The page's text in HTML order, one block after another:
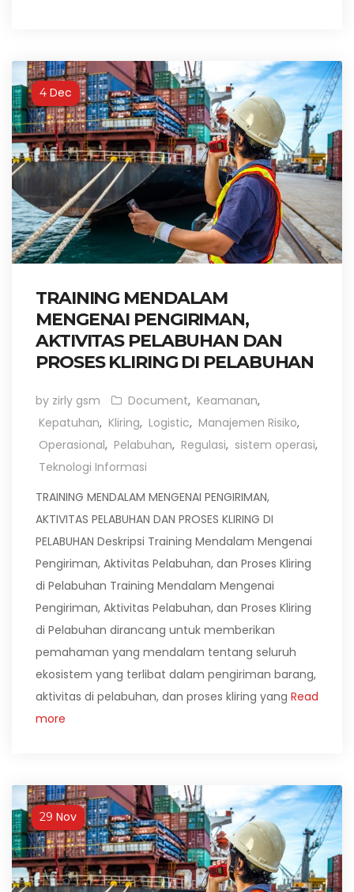
4 Dec
TRAINING MENDALAM
MENGENAI PENGIRIMAN,
AKTIVITAS PELABUHAN DAN
PROSES KLIRING DI PELABUHAN
by zirly gsm Document, Keamanan,
Kepatuhan, Kliring, Logistic, Manajemen Risiko,
Operasional, Pelabuhan, Regulasi, sistem operasi,
Teknologi Informasi
TRAINING MENDALAM MENGENAI PENGIRIMAN,
AKTIVITAS PELABUHAN DAN PROSES KLIRING DI
PELABUHAN Deskripsi Training Mendalam Mengenai
Pengiriman, Aktivitas Pelabuhan, dan Proses Kliring
di Pelabuhan Training Mendalam Mengenai
Pengiriman, Aktivitas Pelabuhan, dan Proses Kliring
di Pelabuhan dirancang untuk memberikan
pemahaman yang mendalam tentang seluruh
ekosistem yang terlibat dalam pengiriman barang,
aktivitas di pelabuhan, dan proses kliring yang Read
more
29 Nov